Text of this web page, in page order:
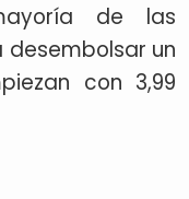
de las
desembolsar un
con 3,99